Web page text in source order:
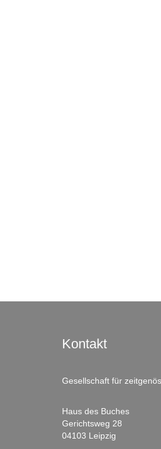
Kontakt
Gesellschaft für
Haus des Buches
Gerichtsweg 28
04103 Leipzig